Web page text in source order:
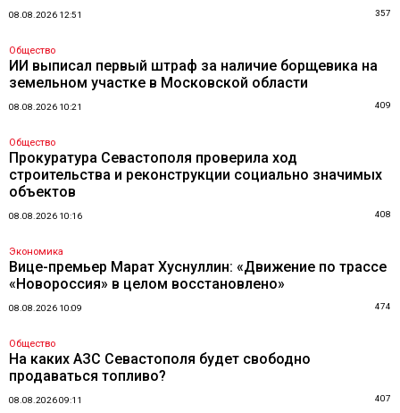
08.08.2026 12:51 357
Общество
ИИ выписал первый штраф за наличие борщевика на
земельном участке в Московской области
08.08.2026 10:21 409
Общество
Прокуратура Севастополя проверила ход
строительства и реконструкции социально значимых
объектов
08.08.2026 10:16 408
Экономика
Вице-премьер Марат Хуснуллин: «Движение по трассе
«Новороссия» в целом восстановлено»
08.08.2026 10:09 474
Общество
На каких АЗС Севастополя будет свободно
продаваться топливо?
08.08.2026 09:11 407